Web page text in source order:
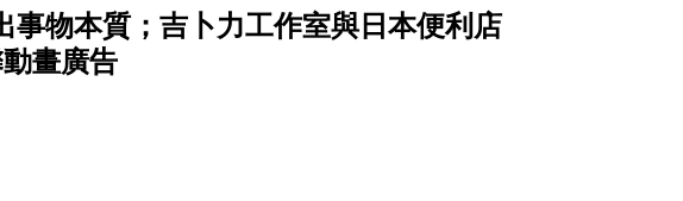
事物本質；吉卜力工作室與日本便利店
畫廣告